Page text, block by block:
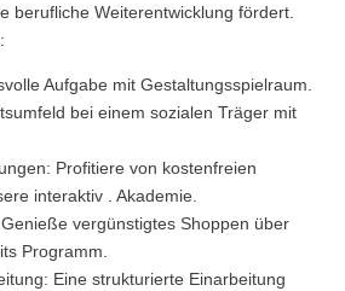
berufliche Weiterentwicklung fördert.
Aufgabe mit Gestaltungsspielraum.
bei einem sozialen Träger mit
Profitiere von kostenfreien
interaktiv . Akademie.
vergünstigtes Shoppen über
Programm.
Eine strukturierte Einarbeitung